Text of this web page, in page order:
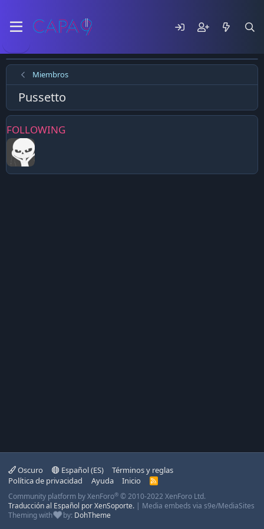
Miembros
Pussetto
FOLLOWING
Oscuro Español (ES)
Términos y reglas
Política de privacidad
Ayuda Inicio
R
S
Community platform by XenForo® © 2010-2022 XenForo Ltd.
Traducción al Español por XenSoporte. | Media embeds via s9e/MediaSites
Theming with
by: DohTheme